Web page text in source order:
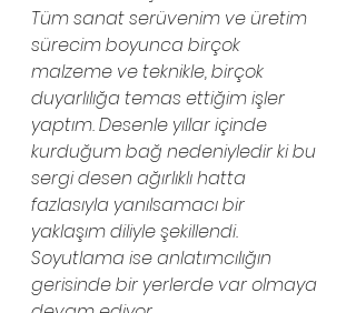
Tüm sanat serüvenim ve üretim
sürecim boyunca birçok
malzeme ve teknikle, birçok
duyarlılığa temas ettiğim işler
yaptım. Desenle yıllar içinde
kurduğum bağ nedeniyledir ki bu
sergi desen ağırlıklı hatta
fazlasıyla yanılsamacı bir
yaklaşım diliyle şekillendi.
Soyutlama ise anlatımcılığın
gerisinde bir yerlerde var olmaya